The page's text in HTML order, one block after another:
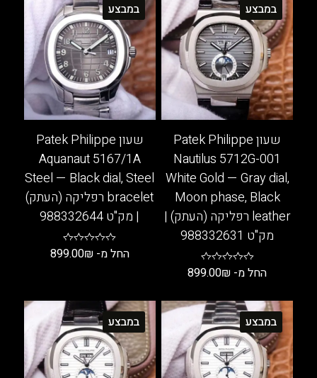
במבצע
שעון Patek Philippe
Nautilus 5712G-001
White Gold — Gray dial,
Moon phase, Black
leather רפליקה (העתק) |
מק"ט 988332631
החל מ- 899.00₪
זה
יש
מספר
סוגים.
במבצע
שעון Patek Philippe
Aquanaut 5167/1A
Steel — Black dial, Steel
bracelet רפליקה (העתק)
| מק"ט 988332644
החל מ- 899.00₪
יש
מספר
סוגים.
ניתן
במבצע במבצע